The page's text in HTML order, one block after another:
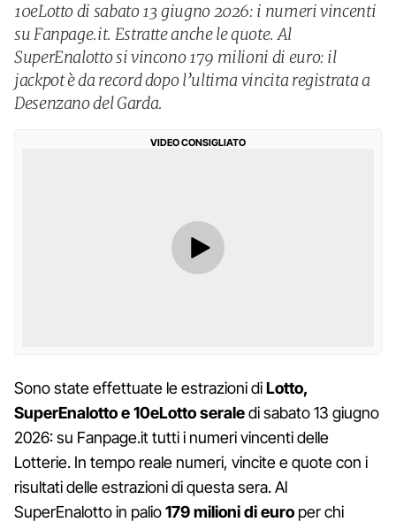
10eLotto di sabato 13 giugno 2026: i numeri vincenti
su Fanpage.it. Estratte anche le quote. Al
SuperEnalotto si vincono 179 milioni di euro: il
jackpot è da record dopo l’ultima vincita registrata a
Desenzano del Garda.
VIDEO CONSIGLIATO
Sono state effettuate le estrazioni diLotto,
SuperEnalotto e 10eLotto seraledi sabato 13 giugno
2026: su Fanpage.it tutti i numeri vincenti delle
Lotterie. In tempo reale numeri, vincite e quote con i
risultati delle estrazioni di questa sera. Al
SuperEnalotto in palio179milioni di euro per chi